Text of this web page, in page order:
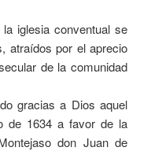
iglesia conventual se
atraídos por el aprecio
de la comunidad
gracias a Dios aquel
de 1634 a favor de la
don Juan de